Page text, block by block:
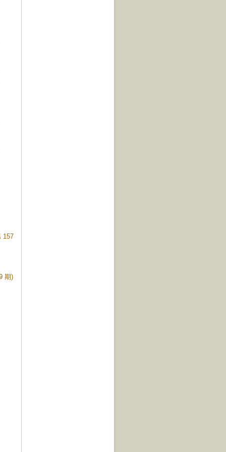
157
期)